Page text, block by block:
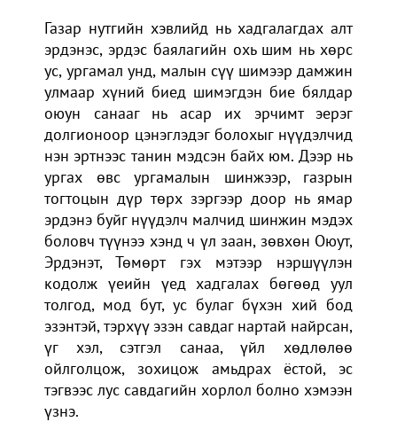
Газар нутгийн хэвлийд нь хадгалагдах алт
эрдэнэс, эрдэс баялагийн охь шим нь хөрс
ус, ургамал унд, малын сүү шимээр дамжин
улмаар хүний биед шимэгдэн бие бялдар
оюун санааг нь асар их эрчимт эерэг
долгионоор цэнэглэдэг болохыг нүүдэлчид
нэн эртнээс танин мэдсэн байх юм. Дээр нь
ургах өвс ургамалын шинжээр, газрын
тогтоцын дүр төрх зэргээр доор нь ямар
эрдэнэ буйг нүүдэлч малчид шинжин мэдэх
боловч түүнээ хэнд ч үл заан, зөвхөн Оюут,
Эрдэнэт, Төмөрт гэх мэтээр нэршүүлэн
кодолж үеийн үед хадгалах бөгөөд уул
толгод, мод бут, ус булаг бүхэн хий бод
эзэнтэй, тэрхүү эзэн савдаг нартай найрсан,
үг хэл, сэтгэл санаа, үйл хөдлөлөө
ойлголцож, зохицож амьдрах ёстой, эс
тэгвээс лус савдагийн хорлол болно хэмээн
үзнэ.